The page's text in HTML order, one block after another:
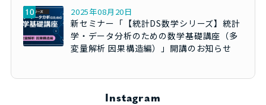
2025年08月20日
新セミナー「【統計DS数学シリーズ】統計
学・データ分析のための数学基礎講座（多
変量解析 因果構造編）」開講のお知らせ
Instagram